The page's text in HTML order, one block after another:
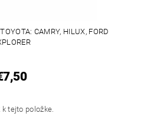
CAMRY, HILUX, FORD
tejto položke.